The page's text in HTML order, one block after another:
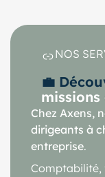
NOS
💼
missions
Chez Axens,
dirigeants à
entreprise.
Comptabilité,